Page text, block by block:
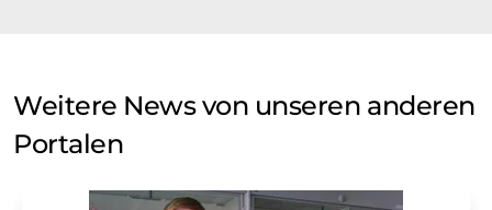
Weitere News von unseren anderen
Portalen